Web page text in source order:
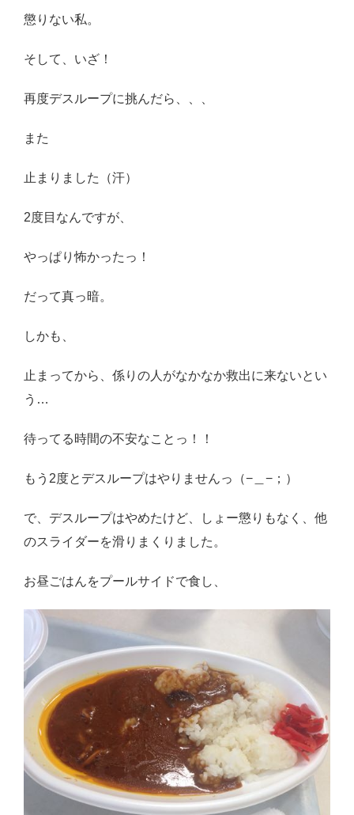
懲りない私。
そして、いざ！
再度デスループに挑んだら、、、
また
止まりました（汗）
2度目なんですが、
やっぱり怖かったっ！
だって真っ暗。
しかも、
止まってから、係りの人がなかなか救出に来ないとい
う…
待ってる時間の不安なことっ！！
もう2度とデスループはやりませんっ（−＿−；）
で、デスループはやめたけど、しょー懲りもなく、他
のスライダーを滑りまくりました。
お昼ごはんをプールサイドで食し、